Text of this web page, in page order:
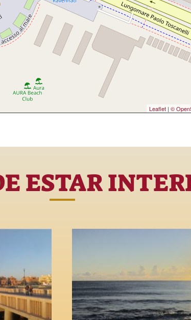
Leaflet | ©
ESTAR